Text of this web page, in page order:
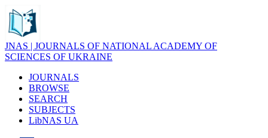
JNAS | JOURNALS OF NATIONAL ACADEMY OF
SCIENCES OF UKRAINE
JOURNALS
BROWSE
SEARCH
SUBJECTS
LibNAS UA